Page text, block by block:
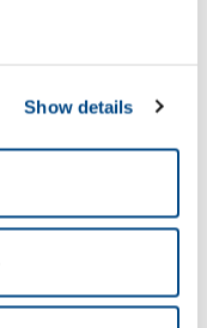
Show details
click & collect
il servizio